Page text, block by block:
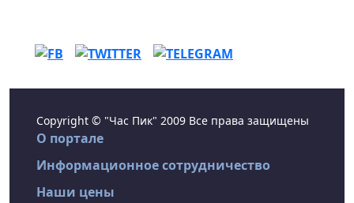
Copyright © "Час Пик" 2009 Все права защищены
О портале
Информационное сотрудничество
Наши цены